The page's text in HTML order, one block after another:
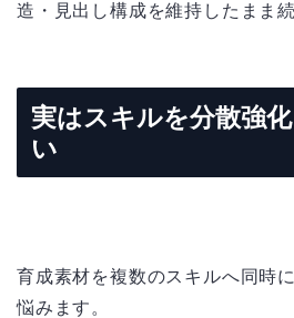
造・見出し構成を維持したまま
実はスキルを分散強
い
育成素材を複数のスキルへ同時
悩みます。